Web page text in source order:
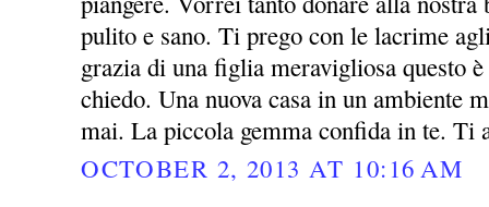
pulito e sano. Ti prego con le lacrime
grazia di una figlia meravigliosa questo
chiedo. Una nuova casa in un ambiente
mai. La piccola gemma confida in te. Ti
OCTOBER 2, 2013 AT 10:16 AM